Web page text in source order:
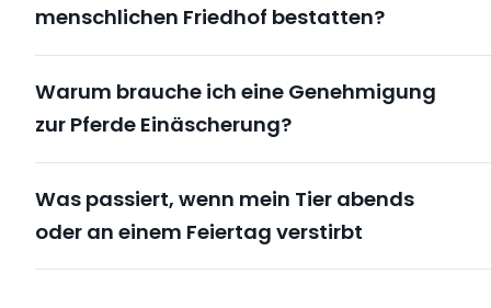
menschlichen Friedhof bestatten?
Warum brauche ich eine Genehmigung
zur Pferde Einäscherung?
Was passiert, wenn mein Tier abends
oder an einem Feiertag verstirbt